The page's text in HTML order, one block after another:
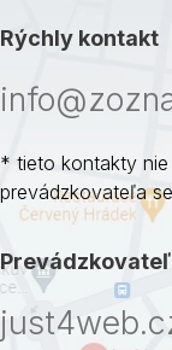
Rýchly kontakt
* tieto kontakty
prevádzkovateľa